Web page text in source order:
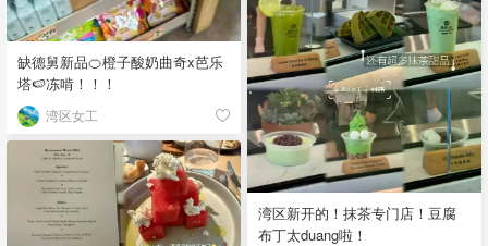
缺德舅新品🍊橙子酸奶曲奇x芭乐
塔🍉冻啃！！！
湾区女工
湾区新开的！抹茶专门店！豆腐
布丁太duang啦！